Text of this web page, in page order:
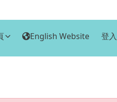
English Website 登入